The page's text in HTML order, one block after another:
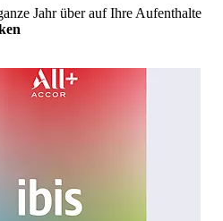
Jahr über auf Ihre Aufenthalte